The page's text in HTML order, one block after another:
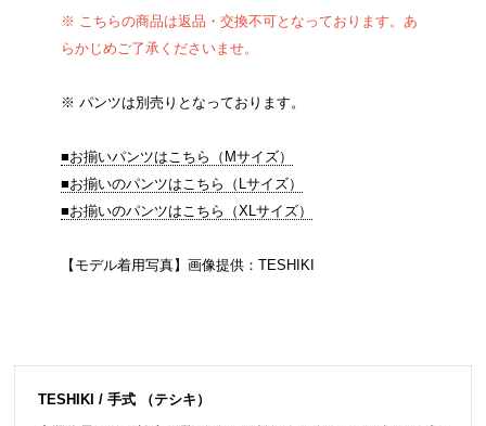
※ こちらの商品は返品・交換不可となっております。あ
らかじめご了承くださいませ。
※ パンツは別売りとなっております。
■お揃いパンツはこちら（Mサイズ）
■お揃いのパンツはこちら（Lサイズ）
■お揃いのパンツはこちら（XLサイズ）
【モデル着用写真】画像提供：TESHIKI
TESHIKI / 手式 （テシキ）